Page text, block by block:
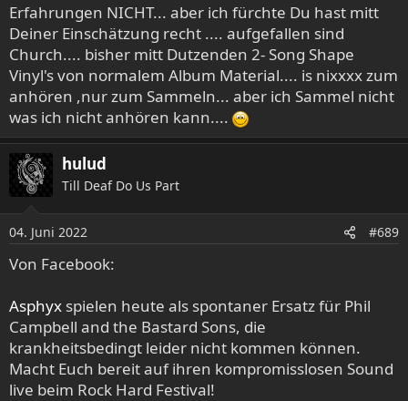
Erfahrungen NICHT... aber ich fürchte Du hast mitt
Deiner Einschätzung recht .... aufgefallen sind
Church.... bisher mitt Dutzenden 2- Song Shape
Vinyl's von normalem Album Material.... is nixxxx zum
anhören ,nur zum Sammeln... aber ich Sammel nicht
was ich nicht anhören kann....
hulud
Till Deaf Do Us Part
04. Juni 2022 #689
Von Facebook:
Asphyx spielen heute als spontaner Ersatz für Phil
Campbell and the Bastard Sons, die
krankheitsbedingt leider nicht kommen können.
Macht Euch bereit auf ihren kompromisslosen Sound
live beim Rock Hard Festival!